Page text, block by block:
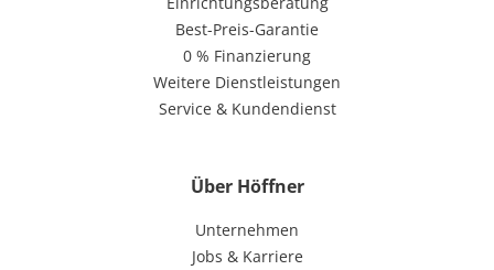
Best-Preis-Garantie
0 % Finanzierung
Weitere Dienstleistungen
Service & Kundendienst
Über Höffner
Unternehmen
Jobs & Karriere